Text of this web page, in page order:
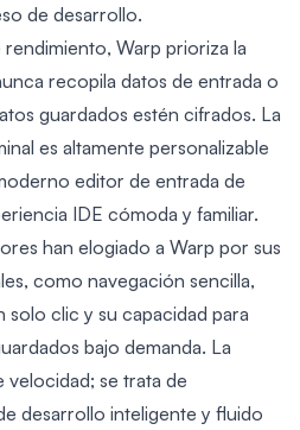
de desarrollo.
rendimiento, Warp prioriza la
recopila datos de entrada o
guardados estén cifrados. La
es altamente personalizable
editor de entrada de
IDE cómoda y familiar.
han elogiado a Warp por sus
como navegación sencilla,
clic y su capacidad para
bajo demanda. La
velocidad; se trata de
desarrollo inteligente y fluido